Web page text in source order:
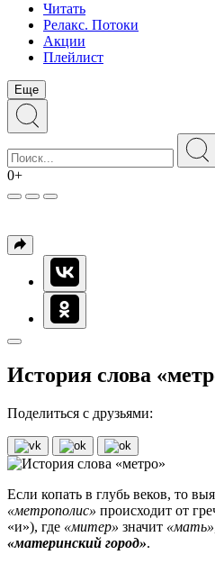
Читать
Релакс. Потоки
Акции
Плейлист
Еще
0+
История слова
Поделиться с друзьями:
Если копать в глубь веков, то
«метрополис» происходит от
«и»), где «митер» значит «мать»
«материнский город».